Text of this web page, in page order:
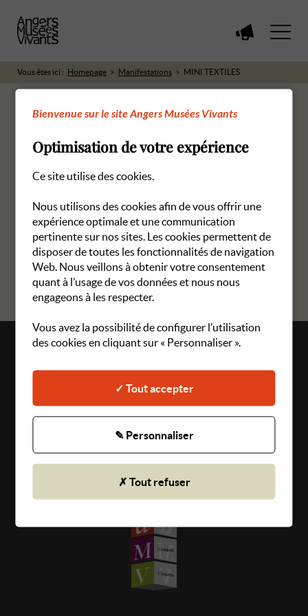
les
manifestations
Vous êtes ici : Homepage Manifestations MINI TEXTILES
RETOUR AUX MANIFESTATIONS
Mentions légales
Gestion des cookies
CGU
Bienvenue sur le site Angers Musées Vivants
Optimisation de votre expérience
Ce site utilise des cookies.
Nous utilisons des cookies afin de vous offrir une
expérience optimale et une communication
pertinente sur nos sites. Les cookies permettent de
disposer de toutes les fonctionnalités de navigation
Web. Nous veillons à obtenir votre consentement
quant à l’usage de vos données et nous nous
engageons à les respecter.
Vous avez la possibilité de configurer l’utilisation
des cookies en cliquant sur « Personnaliser ».
✓ Tout accepter
✎ Personnaliser
✗ Tout refuser